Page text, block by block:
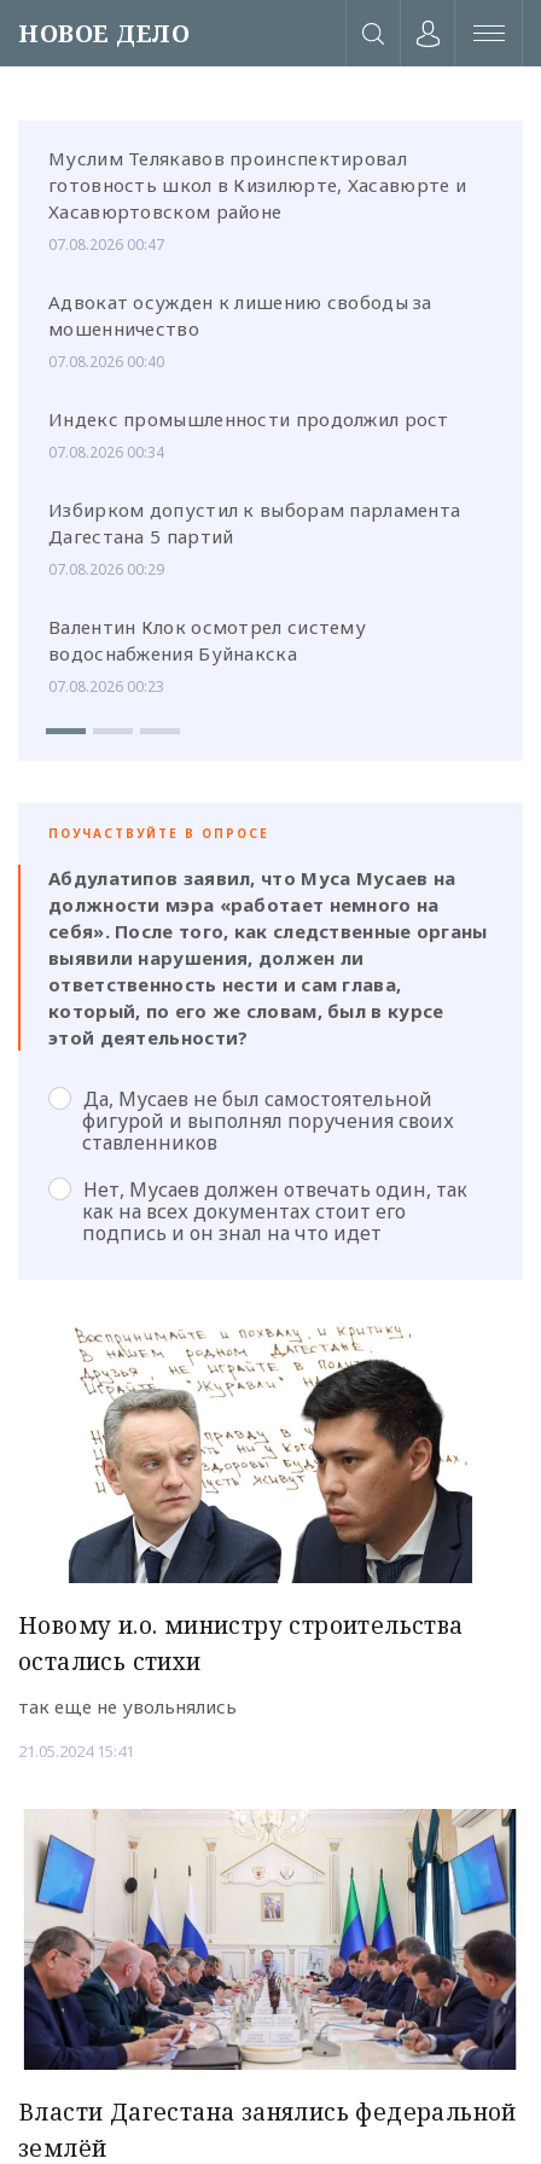
НОВОЕ ДЕЛО
Новому и.о. министру строительства
остались стихи
так еще не увольнялись
21.05.2024 15:41
Власти Дагестана занялись федеральной
землёй
Муслим Телякавов проинспектировал
готовность школ в Кизилюрте, Хасавюрте и
Хасавюртовском районе
07.08.2026 00:47
Адвокат осужден к лишению свободы за
мошенничество
07.08.2026 00:40
Индекс промышленности продолжил рост
07.08.2026 00:34
Избирком допустил к выборам парламента
Дагестана 5 партий
07.08.2026 00:29
Валентин Клок осмотрел систему
водоснабжения Буйнакска
07.08.2026 00:23
ПОУЧАСТВУЙТЕ В ОПРОСЕ
Абдулатипов заявил, что Муса Мусаев на
должности мэра «работает немного на
себя». После того, как следственные органы
выявили нарушения, должен ли
ответственность нести и сам глава,
который, по его же словам, был в курсе
этой деятельности?
Да, Мусаев не был самостоятельной
фигурой и выполнял поручения своих
ставленников
Нет, Мусаев должен отвечать один, так
как на всех документах стоит его
подпись и он знал на что идет